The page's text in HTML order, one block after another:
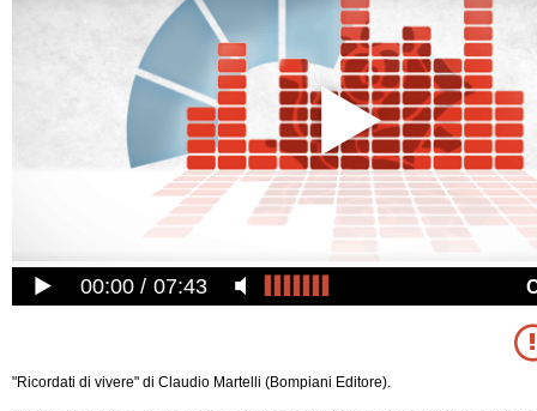
00:00 07:43
"Ricordati di vivere" di Claudio Martelli (Bompiani Editore).